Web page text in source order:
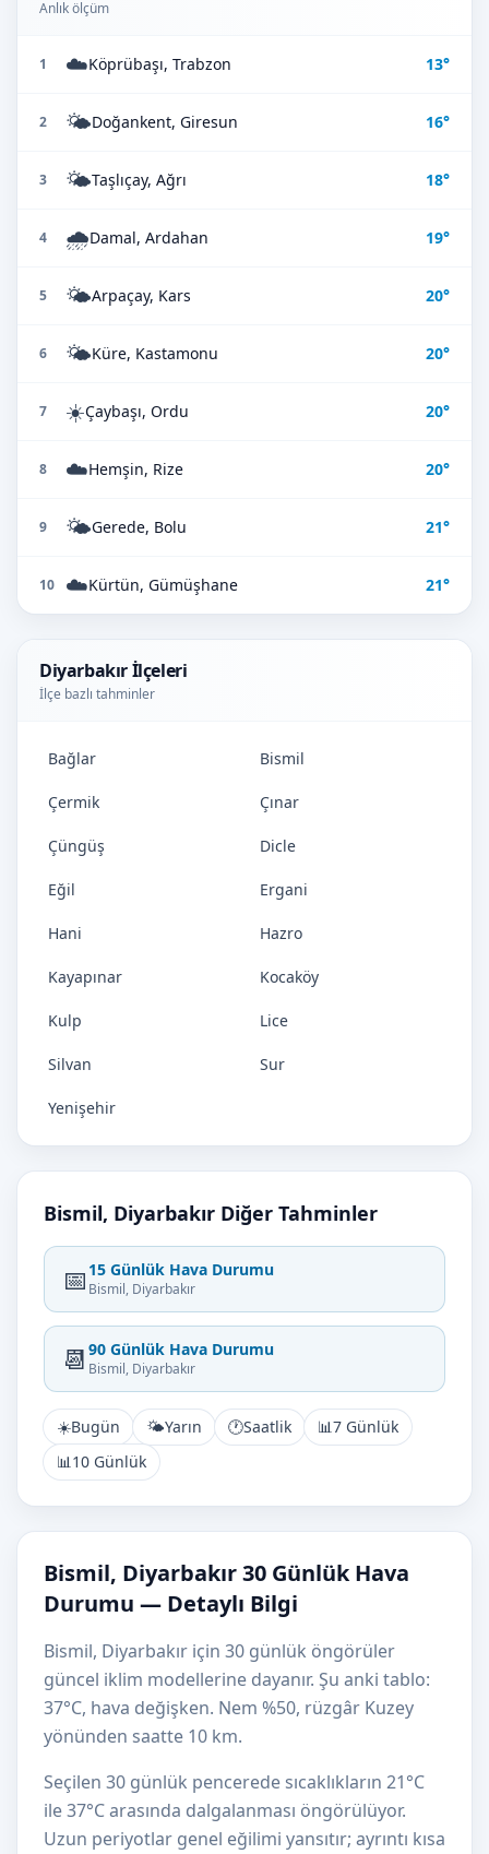
Anlık ölçüm
1 ☁️Köprübaşı, Trabzon 13°
2 🌤️Doğankent, Giresun 16°
3 🌤️Taşlıçay, Ağrı 18°
4 🌧️Damal, Ardahan 19°
5 🌤️Arpaçay, Kars 20°
6 🌤️Küre, Kastamonu 20°
7 ☀️Çaybaşı, Ordu 20°
8 ☁️Hemşin, Rize 20°
9 🌤️Gerede, Bolu 21°
10 ☁️Kürtün, Gümüşhane 21°
Diyarbakır İlçeleri
İlçe bazlı tahminler
Bağlar Bismil
Çermik Çınar
Çüngüş Dicle
Eğil Ergani
Hani Hazro
Kayapınar Kocaköy
Kulp Lice
Silvan Sur
Yenişehir
Bismil, Diyarbakır Diğer Tahminler
📅 15 Günlük Hava Durumu
Bismil, Diyarbakır
📆 90 Günlük Hava Durumu
Bismil, Diyarbakır
☀️Bugün 🌤️Yarın 🕐Saatlik 📊7 Günlük
📊10 Günlük
Bismil, Diyarbakır 30 Günlük Hava
Durumu — Detaylı Bilgi
Bismil, Diyarbakır için 30 günlük öngörüler
güncel iklim modellerine dayanır. Şu anki tablo:
37°C, hava değişken. Nem %50, rüzgâr Kuzey
yönünden saatte 10 km.
Seçilen 30 günlük pencerede sıcaklıkların 21°C
ile 37°C arasında dalgalanması öngörülüyor.
Uzun periyotlar genel eğilimi yansıtır; ayrıntı kısa